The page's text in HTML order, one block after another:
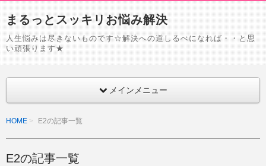
まるっとスッキリお悩み解決
人生悩みは尽きないものです☆解決への道しるべになれば・・と思
い頑張ります★
メインメニュー
HOME E2の記事一覧
E2の記事一覧